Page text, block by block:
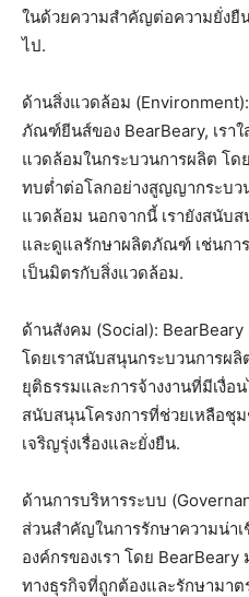
ในด้วยความสำคัญต่อความยั่งยื
ไป.
ด้านสิ่งแวดล้อม
ภัณฑ์ยีนส์ของ BearBeary, เราใ
แวดล้อมในกระบวนการผลิต โด
ทบต่ำต่อโลกอย่างสูญญากระบว
แวดล้อม นอกจากนี้ เรายังสนับ
และดูแลรักษาผลิตภัณฑ์ เช่นกา
เป็นมิตรกับสิ่งแวดล้อม.
ด้านสังคม (Social):
โดยเราสนับสนุนกระบวนการผลิ
ยุติธรรมและการจ้างงานที่มีเงื่อ
สนับสนุนโครงการที่ช่วยเหลือชุ
เจริญรุ่งเรื่องและยั่งยืน.
ด้านการบริหารระบบ
ส่วนสำคัญในการรักษาความน่า
องค์กรของเรา โดย
ทางธุรกิจที่ถูกต้องและรักษามา